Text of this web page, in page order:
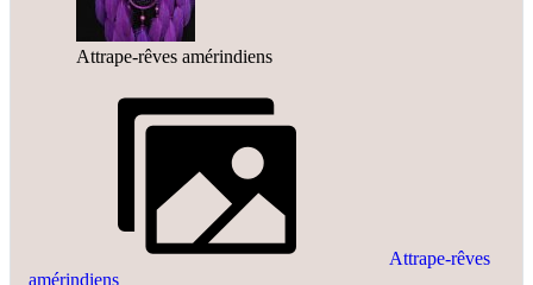
Attrape-rêves amérindiens
Attrape-rêves
amérindiens